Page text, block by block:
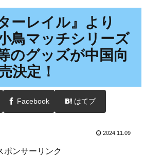
ーレイル』より
鳥マッチシリーズ
のグッズが中国向
決定！
Facebook はてブ
2024.11.09
ポンサーリンク